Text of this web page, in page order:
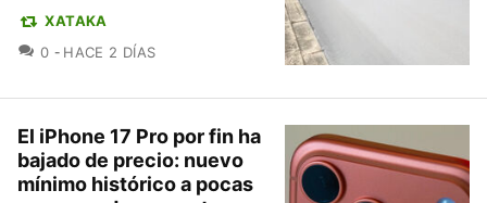
XATAKA
0 COMENTARIOS
HACE 2 DÍAS
El iPhone 17 Pro por fin ha
bajado de precio: nuevo
mínimo histórico a pocas